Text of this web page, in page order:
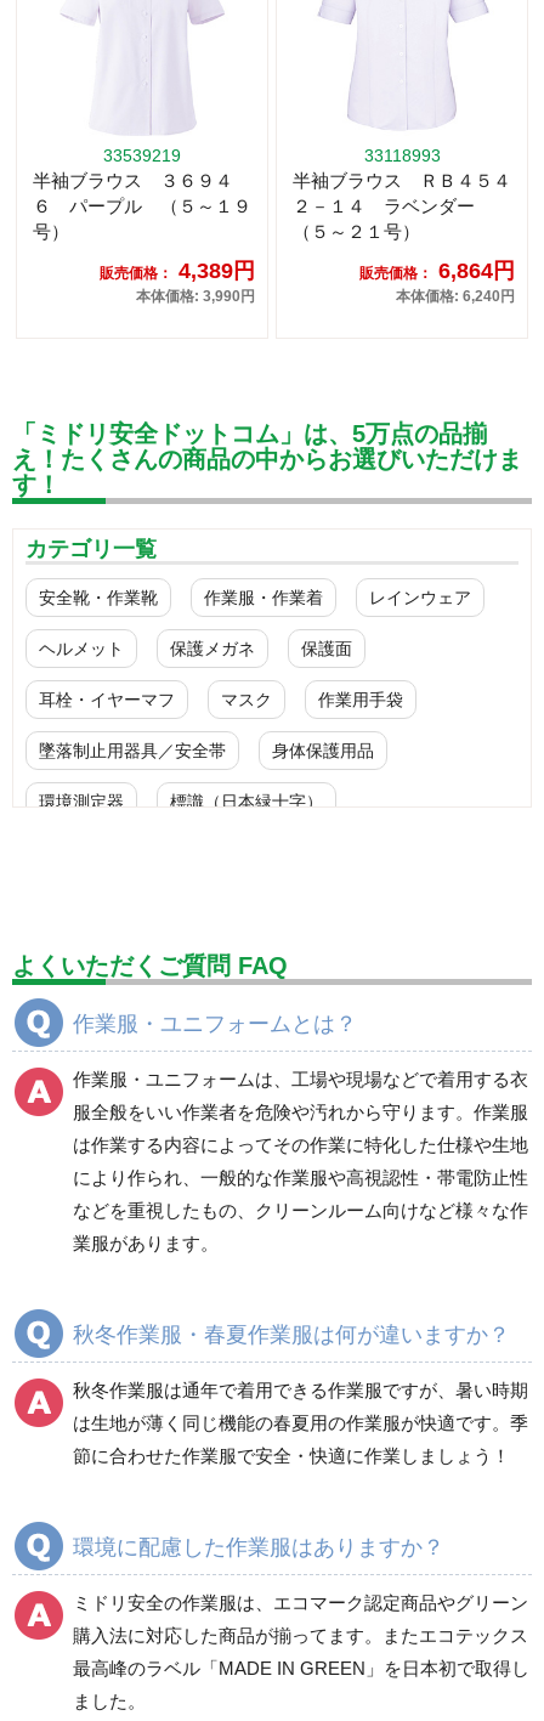
33539219
半袖ブラウス ３６９４
６ パープル （５～１９
号）
販売価格： 4,389円
本体価格: 3,990円
33118993
半袖ブラウス ＲＢ４５４
２－１４ ラベンダー
（５～２１号）
販売価格： 6,864円
本体価格: 6,240円
「ミドリ安全ドットコム」は、5万点の品揃
え！たくさんの商品の中からお選びいただけま
す！
カテゴリ一覧
安全靴・作業靴 作業服・作業着 レインウェア
ヘルメット 保護メガネ 保護面
耳栓・イヤーマフ マスク 作業用手袋
墜落制止用器具／安全帯 身体保護用品
環境測定器 標識（日本緑十字）
設備用品・作業補助用品 工事作業用品
分煙対策機器
電気保守用品 ワイパー クリーンルーム対策用品
防災グッズ（防災セット） 救急医療品
健康管理器具 季節商品 ウイルス対策用品
商品カテゴリ一覧
秋冬長袖
食品産業用長袖
食品産業用半袖
秋冬長袖
ワークパンツ
春夏ワークパンツ作業
ズボン
秋冬ワークパンツ作業
カーゴパンツ
春夏カーゴパンツ作業
ズボン
よくいただくご質問 FAQ
作業服・ユニフォームとは？
作業服・ユニフォームは、工場や現場などで着用する衣
服全般をいい作業者を危険や汚れから守ります。作業服
は作業する内容によってその作業に特化した仕様や生地
により作られ、一般的な作業服や高視認性・帯電防止性
などを重視したもの、クリーンルーム向けなど様々な作
業服があります。
秋冬作業服・春夏作業服は何が違いますか？
秋冬作業服は通年で着用できる作業服ですが、暑い時期
は生地が薄く同じ機能の春夏用の作業服が快適です。季
節に合わせた作業服で安全・快適に作業しましょう！
環境に配慮した作業服はありますか？
ミドリ安全の作業服は、エコマーク認定商品やグリーン
購入法に対応した商品が揃ってます。またエコテックス
最高峰のラベル「MADE IN GREEN」を日本初で取得し
ました。